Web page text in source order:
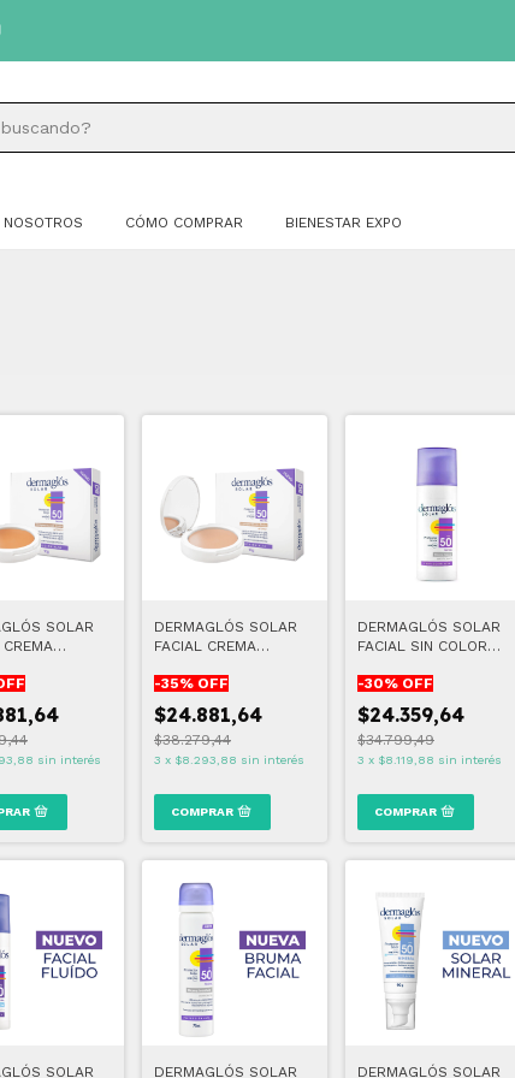
NOSOTROS CÓMO COMPRAR BIENESTAR EXPO
SOLAR
CREMA
sin interés
DERMAGLÓS SOLAR
FACIAL CREMA
TONO 1
-35% OFF
$24.881,64
$38.279,44
3 x $8.293,88 sin interés
DERMAGLÓS SOLAR
FACIAL SIN COLOR
-30% OFF
$24.359,64
$34.799,49
3 x $8.119,88 sin interés
SOLAR
DERMAGLÓS SOLAR
DERMAGLÓS SOLAR